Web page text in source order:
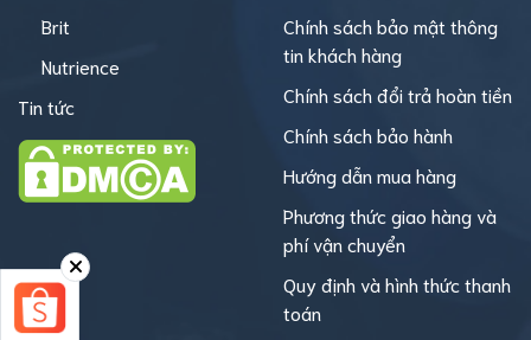
Brit
Nutrience
Tin tức
Chính sách bảo mật thông
tin khách hàng
Chính sách đổi trả hoàn tiền
Chính sách bảo hành
Hướng dẫn mua hàng
Phương thức giao hàng và
phí vận chuyển
Quy định và hình thức thanh
toán